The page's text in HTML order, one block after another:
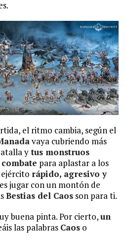
el ritmo cambia, según el
vaya cubriendo más
ytus monstruos
para aplastar a los
ejército rápido, agresivo y
jugar con un montón de
Bestias del Caos son para ti.
buena pinta. Por cierto,un
las palabras Caos o